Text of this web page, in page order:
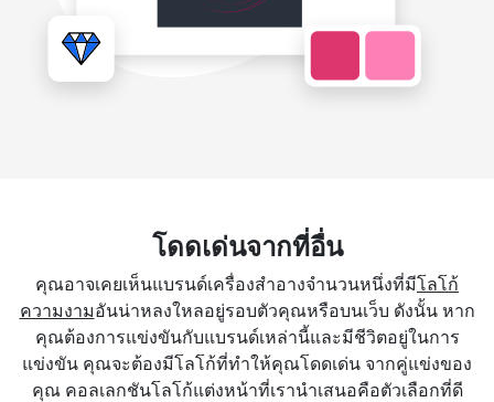
โดดเด่นจากที่อื่น
คุณอาจเคยเห็นแบรนด์เครื่องสำอางจำนวนหนึ่งที่มีโลโก้
ความงามอันน่าหลงใหลอยู่รอบตัวคุณหรือบนเว็บ ดังนั้น หาก
คุณต้องการแข่งขันกับแบรนด์เหล่านี้และมีชีวิตอยู่ในการ
แข่งขัน คุณจะต้องมีโลโก้ที่ทำให้คุณโดดเด่น จากคู่แข่งของ
คุณ คอลเลกชันโลโก้แต่งหน้าที่เรานำเสนอคือตัวเลือกที่ดี